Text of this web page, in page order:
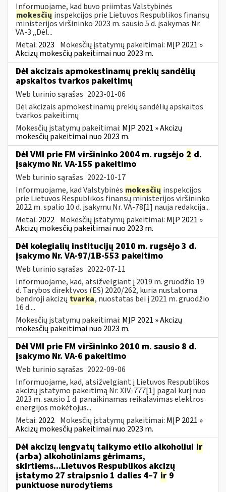
Informuojame, kad buvo priimtas Valstybinės
mokesčių inspekcijos prie Lietuvos Respublikos finansų
ministerijos viršininko 2023 m. sausio 5 d. įsakymas Nr.
VA-3 „Dėl...
Metai: 2023 Mokesčių įstatymų pakeitimai: MĮP 2021 »
Akcizų mokesčių pakeitimai nuo 2023 m.
Dėl akcizais apmokestinamų prekių sandėlių
apskaitos tvarkos pakeitimų
Web turinio sąrašas 2023-01-06
Dėl akcizais apmokestinamų prekių sandėlių apskaitos
tvarkos pakeitimų
Mokesčių įstatymų pakeitimai: MĮP 2021 » Akcizų
mokesčių pakeitimai nuo 2023 m.
Dėl VMI prie FM viršininko 2004 m. rugsėjo 2 d.
įsakymo Nr. VA-155 pakeitimo
Web turinio sąrašas 2022-10-17
Informuojame, kad Valstybinės mokesčių inspekcijos
prie Lietuvos Respublikos finansų ministerijos viršininko
2022 m. spalio 10 d. įsakymu Nr. VA-78[1] nauja redakcija...
Metai: 2022 Mokesčių įstatymų pakeitimai: MĮP 2021 »
Akcizų mokesčių pakeitimai nuo 2023 m.
Dėl kolegialių institucijų 2010 m. rugsėjo 3 d.
įsakymo Nr. VA-97/1B-553 pakeitimo
Web turinio sąrašas 2022-07-11
Informuojame, kad, atsižvelgiant į 2019 m. gruodžio 19
d. Tarybos direktyvos (ES) 2020/262, kuria nustatoma
bendroji akcizų tvarka, nuostatas bei į 2021 m. gruodžio
16 d....
Mokesčių įstatymų pakeitimai: MĮP 2021 » Akcizų
mokesčių pakeitimai nuo 2023 m.
Dėl VMI prie FM viršininko 2010 m. sausio 8 d.
įsakymo Nr. VA-6 pakeitimo
Web turinio sąrašas 2022-09-06
Informuojame, kad, atsižvelgiant į Lietuvos Respublikos
akcizų įstatymo pakeitimą Nr. XIV-777[1] pagal kurį nuo
2023 m. sausio 1 d. panaikinamas reikalavimas elektros
energijos mokėtojus...
Metai: 2022 Mokesčių įstatymų pakeitimai: MĮP 2021 »
Akcizų mokesčių pakeitimai nuo 2023 m.
Dėl akcizų lengvatų taikymo etilo alkoholiui ir
(arba) alkoholiniams gėrimams,
skirtiems...Lietuvos Respublikos akcizų
įstatymo 27 straipsnio 1 dalies 4–7 ir 9
punktuose nurodytiems